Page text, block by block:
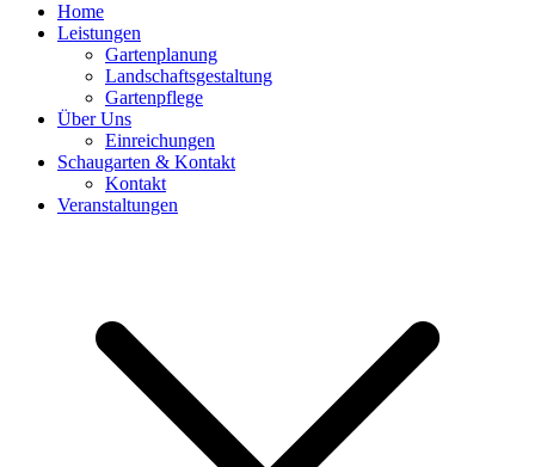
Home
Leistungen
Gartenplanung
Landschaftsgestaltung
Gartenpflege
Über Uns
Einreichungen
Schaugarten & Kontakt
Kontakt
Veranstaltungen